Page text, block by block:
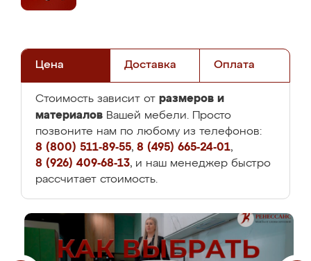
Цена Доставка Оплата
Стоимость зависит от размеров и
материалов Вашей мебели. Просто
позвоните нам по любому из телефонов:
8 (800) 511-89-55, 8 (495) 665-24-01,
8 (926) 409-68-13, и наш менеджер быстро
рассчитает стоимость.